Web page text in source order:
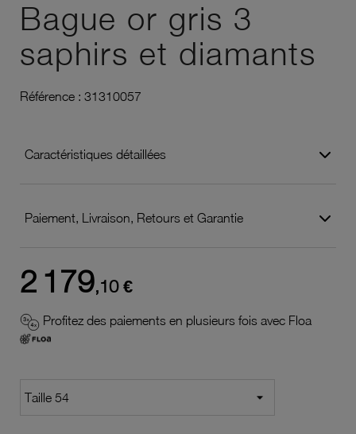
Bague or gris 3
saphirs et diamants
Référence : 31310057
Caractéristiques détaillées
Paiement, Livraison, Retours et Garantie
2 179,10 €
Profitez des paiements en plusieurs fois avec Floa